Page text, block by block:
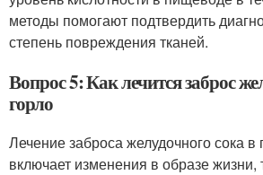
методы помогают подтвердить
степень повреждения тканей.
Вопрос 5: Как лечится заброс
горло
Лечение заброса желудочного сока в
включает изменения в образе жизни,